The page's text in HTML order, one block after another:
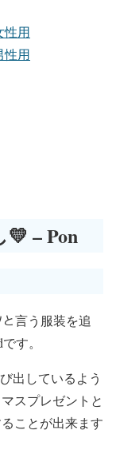
性用
性用
– Pon
言う服装を追
す。
出しているよう
スプレゼントと
ことが出来ます